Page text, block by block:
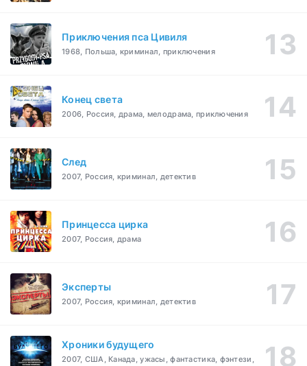
Приключения пса Цивиля
1968, Польша, криминал, приключения
Конец света
2006, Россия, драма, мелодрама, приключения
След
2007, Россия, криминал, детектив
Принцесса цирка
2007, Россия, драма
Эксперты
2007, Россия, криминал, детектив
Хроники будущего
2007, США, Канада, ужасы, фантастика, фэнтези,